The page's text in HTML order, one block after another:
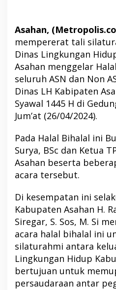
Asahan,
mempererat tali
Dinas Lingkungan
Asahan menggelar
seluruh ASN dan Non
Dinas LH Kabipaten
Syawal 1445 H di
Jum’at (26/04/2024).
Pada Halal Bihalal ini
Surya, BSc dan Ketua
Asahan beserta
acara tersebut.
Di kesempatan ini
Kabupaten Asahan H.
Siregar, S. Sos, M. Si
acara halal bihalal ini
silaturahmi antara
Lingkungan Hidup
bertujuan untuk
persaudaraan antar